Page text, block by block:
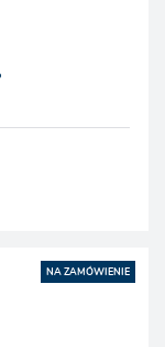
NA ZAMÓWIENIE